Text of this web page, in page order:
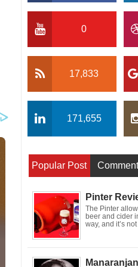
0
17,833
171,655
Popular Post
Pinter
The Pinter
beer and cider
way, and it’s not